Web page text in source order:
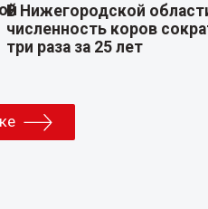
В Нижегородской
численность коров
три раза за 25 лет